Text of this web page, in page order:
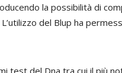
la possibilità di
del Blup ha
test del Dna tra cui il più